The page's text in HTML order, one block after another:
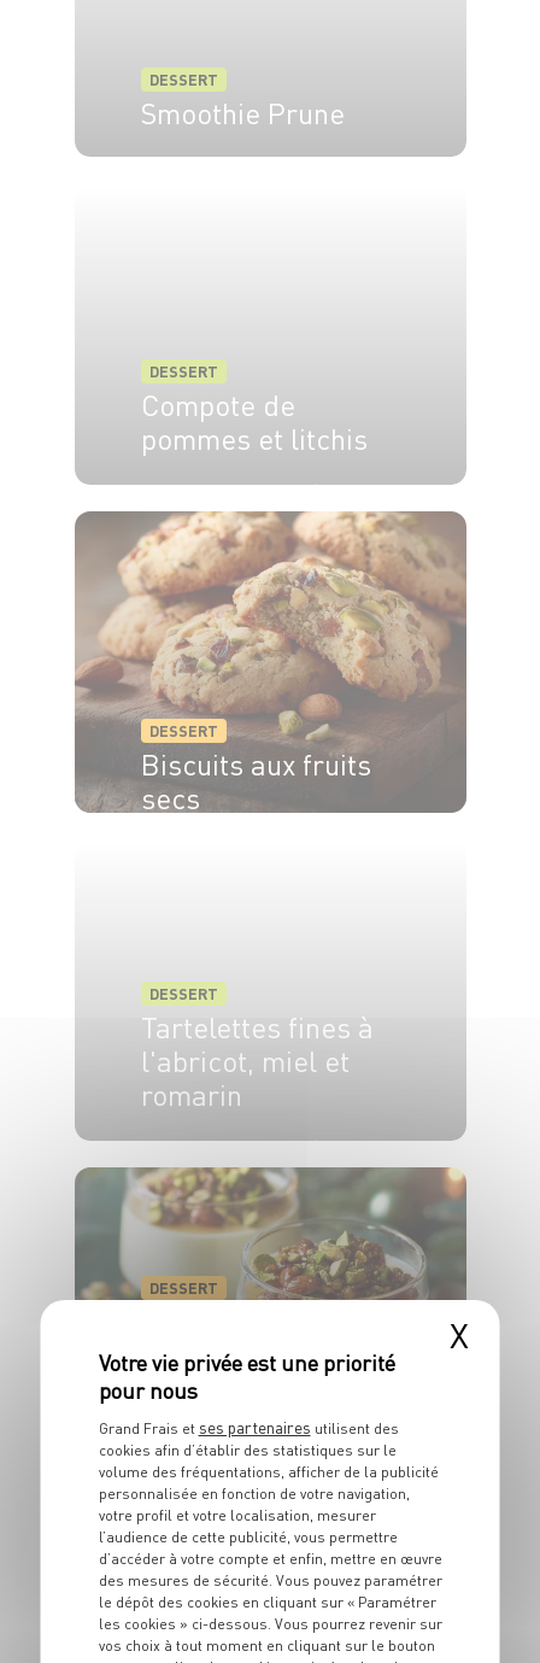
DESSERT
Smoothie Prune
DESSERT
Compote de
pommes et litchis
DESSERT
Biscuits aux fruits
secs
DESSERT
Tartelettes fines à
l'abricot, miel et
romarin
DESSERT
miel, pistache et
amandes
caramélisées
4 pers. 20 min 5 min
X
Grand Frais et ses partenaires utilisent des
cookies afin d’établir des statistiques sur le
volume des fréquentations, afficher de la publicité
personnalisée en fonction de votre navigation,
votre profil et votre localisation, mesurer
l’audience de cette publicité, vous permettre
d’accéder à votre compte et enfin, mettre en œuvre
des mesures de sécurité. Vous pouvez paramétrer
le dépôt des cookies en cliquant sur « Paramétrer
les cookies » ci-dessous. Vous pourrez revenir sur
vos choix à tout moment en cliquant sur le bouton